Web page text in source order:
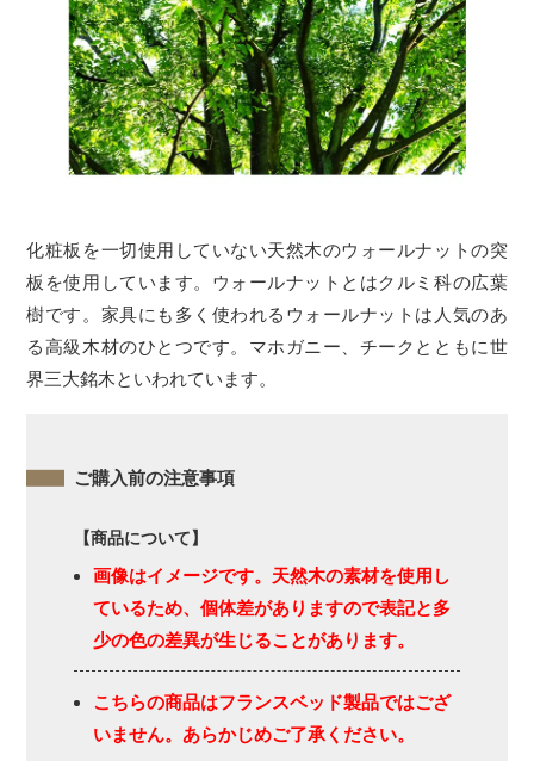
化粧板を一切使用していない天然木のウォールナットの突
板を使用しています。ウォールナットとはクルミ科の広葉
樹です。家具にも多く使われるウォールナットは人気のあ
る高級木材のひとつです。マホガニー、チークとともに世
界三大銘木といわれています。
ご購入前の注意事項
【商品について】
画像はイメージです。天然木の素材を使用し
ているため、個体差がありますので表記と多
少の色の差異が生じることがあります。
こちらの商品はフランスベッド製品ではござ
いません。あらかじめご了承ください。